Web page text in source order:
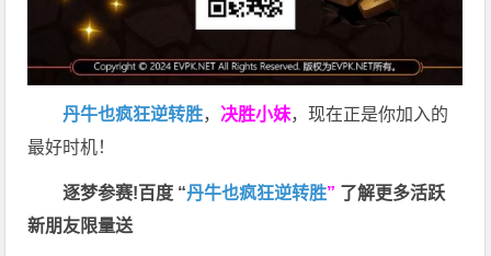
丹牛也疯狂逆转胜， 决胜小妹，现在正是你加入的
最好时机！
逐梦参赛!百度 “丹牛也疯狂逆转胜” 了解更多活跃
新朋友限量送